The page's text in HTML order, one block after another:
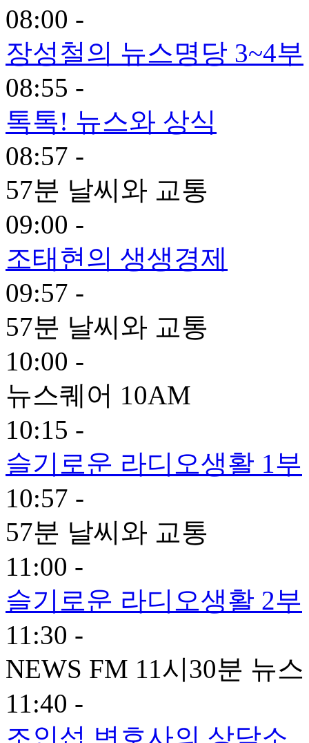
08:00 -
장성철의 뉴스명당 3~4부
08:55 -
톡톡! 뉴스와 상식
08:57 -
57분 날씨와 교통
09:00 -
조태현의 생생경제
09:57 -
57분 날씨와 교통
10:00 -
뉴스퀘어 10AM
10:15 -
슬기로운 라디오생활 1부
10:57 -
57분 날씨와 교통
11:00 -
슬기로운 라디오생활 2부
11:30 -
NEWS FM 11시30분 뉴스
11:40 -
조인섭 변호사의 상담소